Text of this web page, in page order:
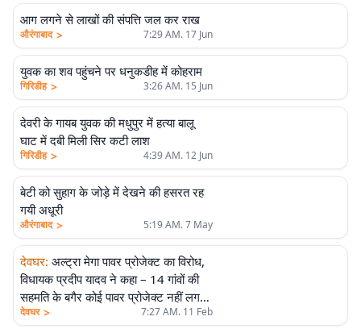
आग लगने से लाखों की संपत्ति जल कर राख
औरंगाबाद > 7:29 AM. 17 Jun
युवक का शव पहुंचने पर धनुकडीह में कोहराम
गिरिडीह > 3:26 AM. 15 Jun
देवरी के गायब युवक की मधुपुर में हत्या बालू
घाट में दबी मिली सिर कटी लाश
गिरिडीह > 4:39 AM. 12 Jun
बेटी को सुहाग के जोड़े में देखने की हसरत रह
गयी अधूरी
औरंगाबाद > 5:19 AM. 7 May
देवघर: अल्ट्रा मेगा पावर प्रोजेक्ट का विरोध,
विधायक प्रदीप यादव ने कहा – 14 गांवों की
सहमति के बगैर कोई पावर प्रोजेक्ट नहीं लग
सकता
देवघर > 7:27 AM. 11 Feb